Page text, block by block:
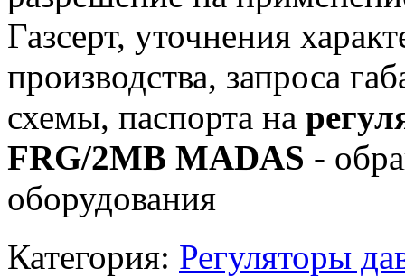
Газсерт, уточнения
производства, запроса
схемы, паспорта на
FRG/2MB MADAS -
оборудования
Категория: Регуляторы